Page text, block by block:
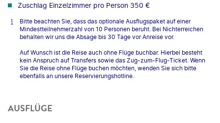
Zuschlag Einzelzimmer pro Person 350 €
Bitte beachten Sie, dass das optionale Ausflugspaket auf einer
Mindestteilnehmerzahl von 10 Personen beruht. Bei Nichterreichen
behalten wir uns die Absage bis 30 Tage vor Anreise vor.
Auf Wunsch ist die Reise auch ohne Flüge buchbar. Hierbei besteht
kein Anspruch auf Transfers sowie das Zug-zum-Flug-Ticket. Wenn
Sie die Reise ohne Flüge buchen möchten, wenden Sie sich bitte
ebenfalls an unsere Reservierungshotline.
AUSFLÜGE